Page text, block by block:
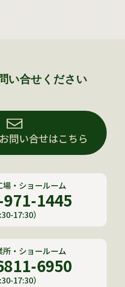
い合せください
問い合せはこちら
場・ショールーム
1445
17:30）
所・ショールーム
6950
17:30）